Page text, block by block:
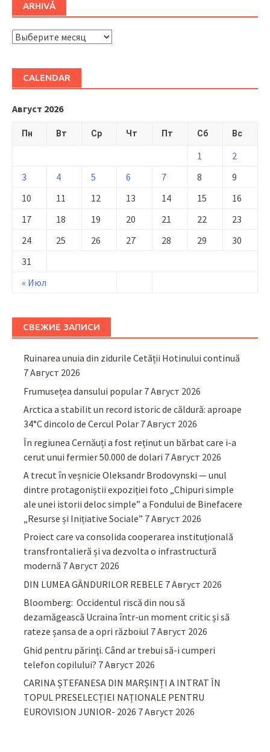
ARHIVĂ
ARHIVĂ
CALENDAR
Август 2026
Пн Вт Ср Чт Пт Сб Вс
« Июл
1
2
3
4 5 6 7 8
9
10
11 12 13 14 15
16
17
18 19 20 21 22
23
24
25 26 27 28 29
30
31
СВЕЖИЕ ЗАПИСИ
Ruinarea unuia din zidurile Cetății Hotinului continuă
7 Август 2026
Frumusețea dansului popular 7 Август 2026
Arctica a stabilit un record istoric de căldură: aproape
34°C dincolo de Cercul Polar 7 Август 2026
În regiunea Cernăuți a fost reținut un bărbat care i-a
cerut unui fermier 50.000 de dolari 7 Август 2026
A trecut în veșnicie Oleksandr Brodovynski — unul
dintre protagoniștii expoziției foto „Chipuri simple
ale unei istorii deloc simple” a Fondului de Binefacere
„Resurse și Inițiative Sociale” 7 Август 2026
Proiect care va consolida cooperarea instituțională
transfrontalieră și va dezvolta o infrastructură
modernă 7 Август 2026
DIN LUMEA GÂNDURILOR REBELE 7 Август 2026
Bloomberg: Occidentul riscă din nou să
dezamăgească Ucraina într-un moment critic și să
rateze șansa de a opri războiul 7 Август 2026
Ghid pentru părinţi. Când ar trebui să-i cumperi
telefon copilului? 7 Август 2026
CARINA ȘTEFANESA DIN MARȘINȚI A INTRAT ÎN
TOPUL PRESELECȚIEI NAȚIONALE PENTRU
EUROVISION JUNIOR- 2026 7 Август 2026